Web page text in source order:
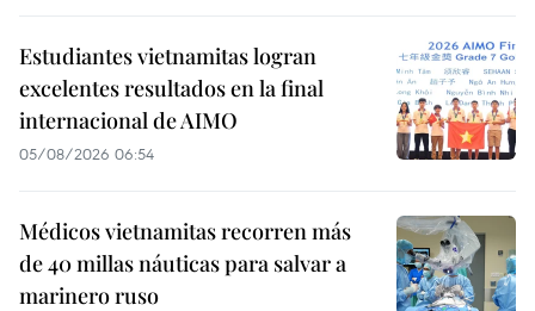
Estudiantes vietnamitas logran
excelentes resultados en la final
internacional de AIMO
05/08/2026 06:54
Médicos vietnamitas recorren más
de 40 millas náuticas para salvar a
marinero ruso